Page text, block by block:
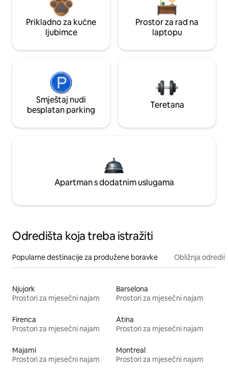
Prikladno za kućne
ljubimce
Prostor za rad na
laptopu
Smještaj nudi
besplatan parking
Teretana
Apartman s dodatnim uslugama
Odredišta koja treba istražiti
Popularne destinacije za produžene boravke Obližnja
Njujork
Prostori za mjesečni najam
Barselona
Prostori za mjesečni najam
Firenca
Prostori za mjesečni najam
Atina
Prostori za mjesečni najam
Majami
Prostori za mjesečni najam
Montreal
Prostori za mjesečni najam